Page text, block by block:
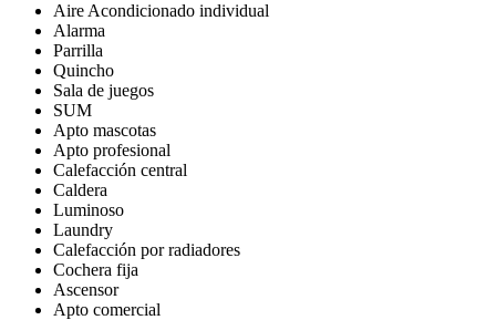
Aire Acondicionado individual
Alarma
Parrilla
Quincho
Sala de juegos
SUM
Apto mascotas
Apto profesional
Calefacción central
Caldera
Luminoso
Laundry
Calefacción por radiadores
Cochera fija
Ascensor
Apto comercial